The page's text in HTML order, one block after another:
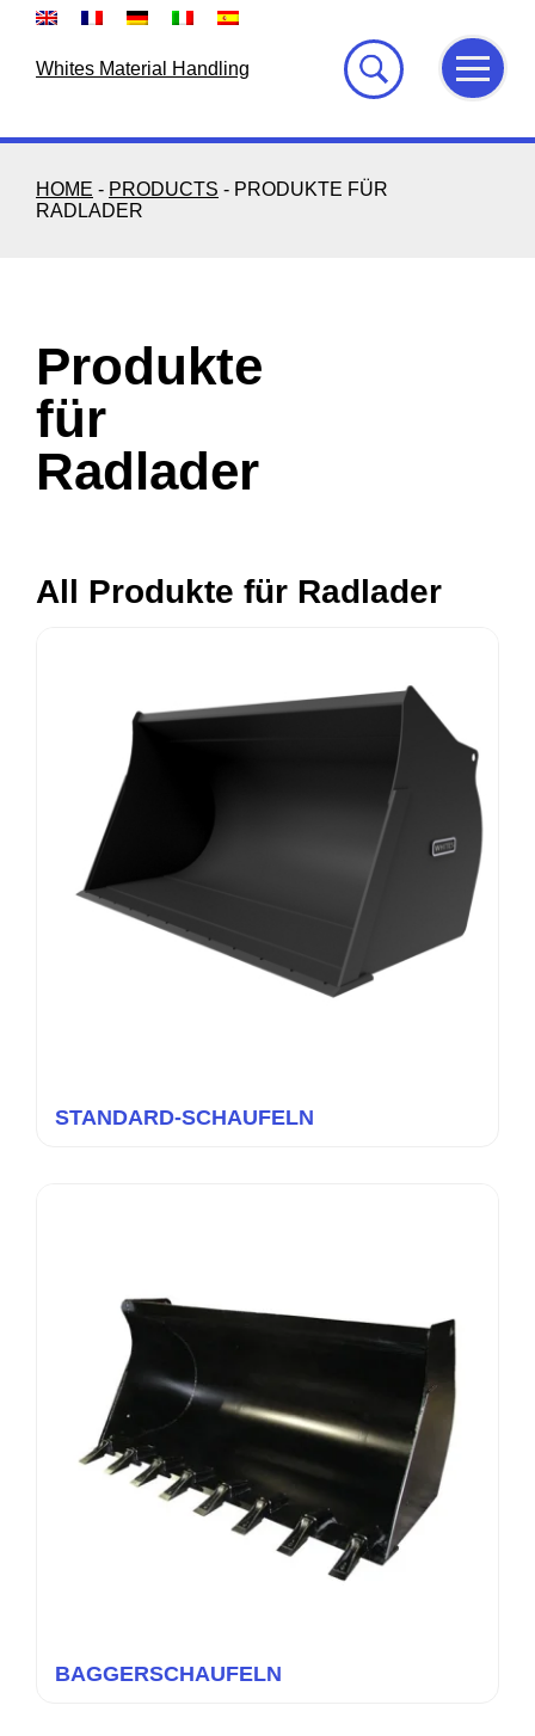
Skip
Whites Material Handling
HOME - PRODUCTS - PRODUKTE FÜR
RADLADER
Produkte
für
Radlader
All Produkte für Radlader
STANDARD-SCHAUFELN
BAGGERSCHAUFELN